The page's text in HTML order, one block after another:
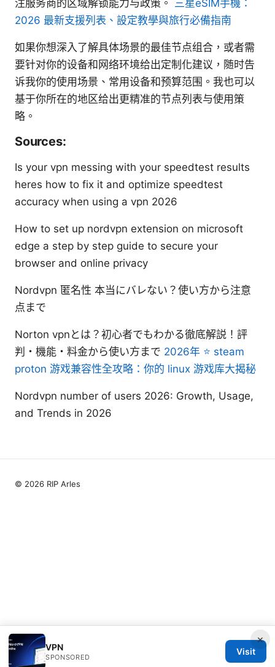
注服务商的区域解锁能力与政策。 三星eSIM手機：
2026 最新支援列表、設定教學與旅行必備指南
如果你想深入了解具体场景的最佳节点组合，或者需
要针对你的设备和网络环境给出定制化建议，随时告
诉我你的使用场景、常用设备和预算范围。我也可以
基于你所在的地区给出更精准的节点列表与使用策
略。
Sources:
Is your vpn messing with your speedtest results
heres how to fix it and optimize speedtest
accuracy when using a vpn 2026
How to set up nordvpn extension on microsoft
edge a step by step guide to secure your
browser and online privacy
Nordvpn 匿名性 本当にバレない？使い方から注意
点まで
Norton vpnとは？初心者でもわかる徹底解説！評
判・機能・料金から使い方まで 2026年 ⭐ steam
proton 游戏兼容性全攻略：你的 linux 游戏库大揭秘
Nordvpn number of users 2026: Growth, Usage,
and Trends in 2026
×
VPN
SPONSORED
Visit
© 2026 RIP Arles